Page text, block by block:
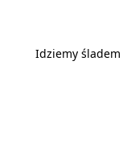
Idziemy